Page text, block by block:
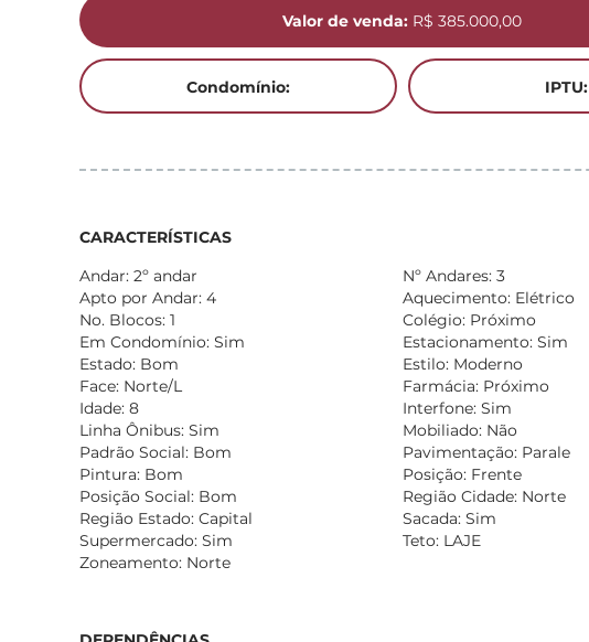
Valor de venda: R$ 385.000,00
Condomínio: IPTU:
CARACTERÍSTICAS
Andar: 2º andar
Nº Andares: 3
Apto por Andar: 4
Aquecimento: Elétrico
No. Blocos: 1
Colégio: Próximo
Em Condomínio: Sim
Estacionamento: Sim
Estado: Bom
Estilo: Moderno
Face: Norte/L
Farmácia: Próximo
Idade: 8
Interfone: Sim
Linha Ônibus: Sim
Mobiliado: Não
Padrão Social: Bom
Pavimentação: Parale
Pintura: Bom
Posição: Frente
Posição Social: Bom
Região Cidade: Norte
Região Estado: Capital
Sacada: Sim
Supermercado: Sim
Teto: LAJE
Zoneamento: Norte